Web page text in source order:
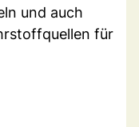
und auch
für